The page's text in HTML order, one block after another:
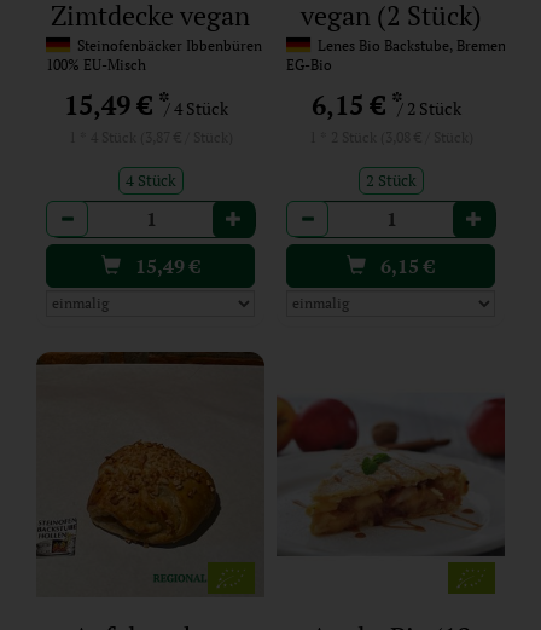
Zimtdecke vegan
(4 Stück)
Steinofenbäcker Ibbenbüren
100% EU-Misch
15,49 €*/ 4 Stück
4 Stück
Anzahl
15,49€
vegan (2 Stück)
Lenes Bio Backstube, Bremen
EG-Bio
6,15 €*/ 2 Stück
2 Stück
Anzahl
6,15€